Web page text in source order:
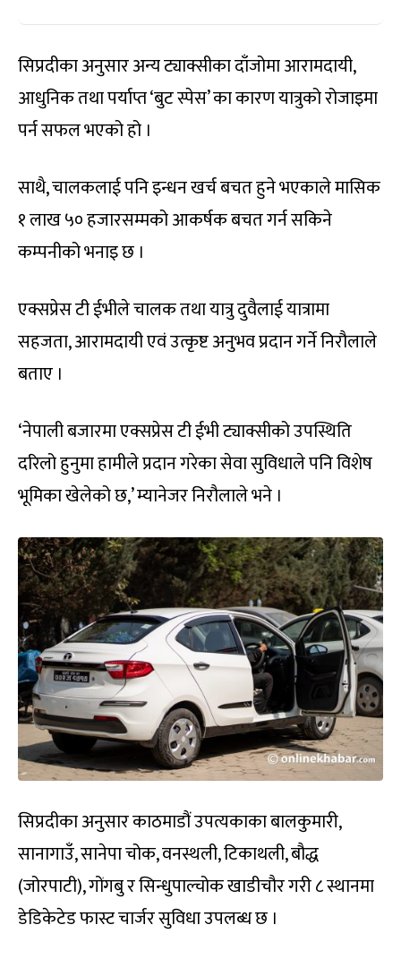
सिप्रदीका अनुसार अन्य ट्याक्सीका दाँजोमा आरामदायी,
आधुनिक तथा पर्याप्त ‘बुट स्पेस’ का कारण यात्रुको रोजाइमा
पर्न सफल भएको हो ।
साथै, चालकलाई पनि इन्धन खर्च बचत हुने भएकाले मासिक
१ लाख ५० हजारसम्मको आकर्षक बचत गर्न सकिने
कम्पनीको भनाइ छ ।
एक्सप्रेस टी ईभीले चालक तथा यात्रु दुवैलाई यात्रामा
सहजता, आरामदायी एवं उत्कृष्ट अनुभव प्रदान गर्ने निरौलाले
बताए ।
‘नेपाली बजारमा एक्सप्रेस टी ईभी ट्याक्सीको उपस्थिति
दरिलो हुनुमा हामीले प्रदान गरेका सेवा सुविधाले पनि विशेष
भूमिका खेलेको छ,’ म्यानेजर निरौलाले भने ।
सिप्रदीका अनुसार काठमाडौं उपत्यकाका बालकुमारी,
सानागाउँ, सानेपा चोक, वनस्थली, टिकाथली, बौद्ध
(जोरपाटी), गोंगबु र सिन्धुपाल्चोक खाडीचौर गरी ८ स्थानमा
डेडिकेटेड फास्ट चार्जर सुविधा उपलब्ध छ ।